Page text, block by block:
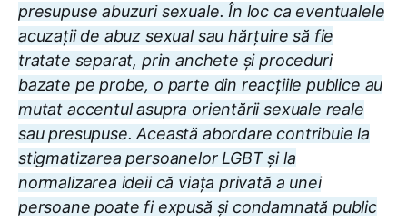
presupuse abuzuri sexuale. În loc ca eventualele
acuzații de abuz sexual sau hărțuire să fie
tratate separat, prin anchete și proceduri
bazate pe probe, o parte din reacțiile publice au
mutat accentul asupra orientării sexuale reale
sau presupuse. Această abordare contribuie la
stigmatizarea persoanelor LGBT și la
normalizarea ideii că viața privată a unei
persoane poate fi expusă și condamnată public